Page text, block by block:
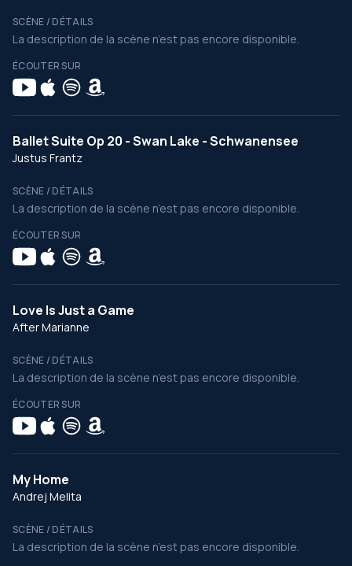
SCÈNE / DÉTAILS
La description de la scène n’est pas encore disponible.
ÉCOUTER SUR
Ballet Suite Op 20 - Swan Lake - Schwanensee
Justus Frantz
SCÈNE / DÉTAILS
La description de la scène n’est pas encore disponible.
ÉCOUTER SUR
Love Is Just a Game
After Marianne
SCÈNE / DÉTAILS
La description de la scène n’est pas encore disponible.
ÉCOUTER SUR
My Home
Andrej Melita
SCÈNE / DÉTAILS
La description de la scène n’est pas encore disponible.